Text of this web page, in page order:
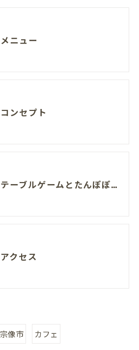
メニュー
コンセプト
テーブルゲームとたんぽぽコーヒーのお店 ぽぽろん
アクセス
宗像市 カフェ